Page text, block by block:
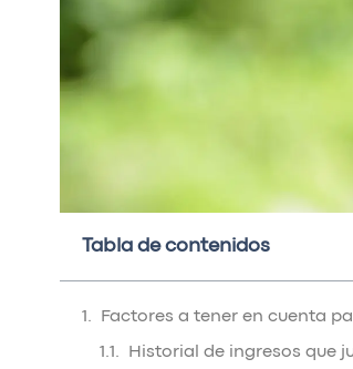
Tabla de contenidos
Factores a tener en cuenta
Historial de ingresos que